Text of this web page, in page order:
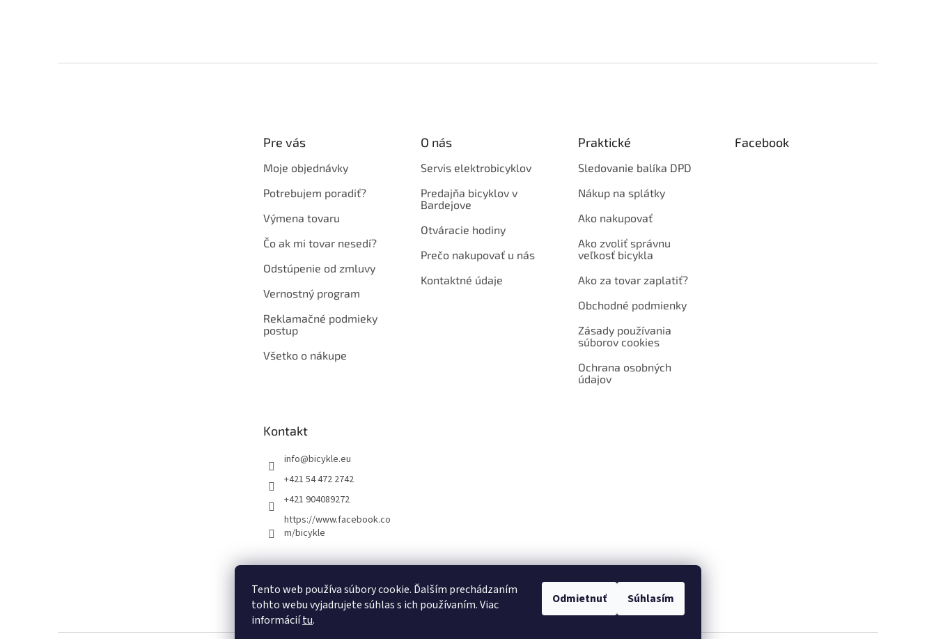
Tento web používa súbory cookie. Ďalším prechádzaním
tohto webu vyjadrujete súhlas s ich používaním. Viac
informáciítu.
Odmietnuť Súhlasím
Pre vás
Moje objednávky
Potrebujem poradiť?
Výmena tovaru
Čo ak mi tovar nesedí?
Odstúpenie od zmluvy
Vernostný program
Reklamačné podmieky
postup
Všetko o nákupe
O nás
Servis elektrobicyklov
Predajňa bicyklov v
Bardejove
Otváracie hodiny
Prečo nakupovať u nás
Kontaktné údaje
Praktické
Sledovanie balíka DPD
Nákup na splátky
Ako nakupovať
Ako zvoliť správnu
veľkosť bicykla
Ako za tovar zaplatiť?
Obchodné podmienky
Zásady používania
súborov cookies
Ochrana osobných
údajov
Facebook
Kontakt
info@bicykle.eu
+421 54 472 2742
+421 904089272
https://www.facebook.co
m/bicykle